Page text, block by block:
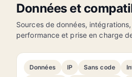
Données et
Sources de données,
performance et prise en charge
Données IP Sans code